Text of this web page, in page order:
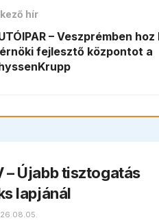
hír
– Veszprémben
fejlesztő központot a
– Újabb tisztogatás
lapjánál